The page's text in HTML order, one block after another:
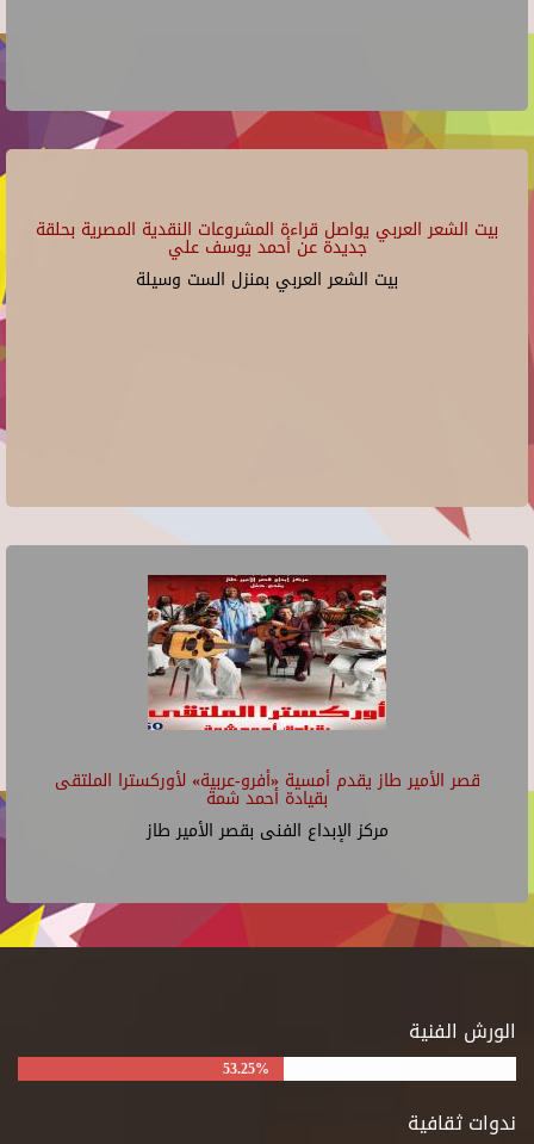
بيت الشعر العربي يواصل قراءة المشروعات النقدية المصرية بحلقة
جديدة عن أحمد يوسف علي
بيت الشعر العربي بمنزل الست وسيلة
قصر الأمير طاز يقدم أمسية «أفرو-عربية» لأوركسترا الملتقى
بقيادة أحمد شمة
مركز الإبداع الفنى بقصر الأمير طاز
الورش الفنية
53.25%
ندوات ثقافية